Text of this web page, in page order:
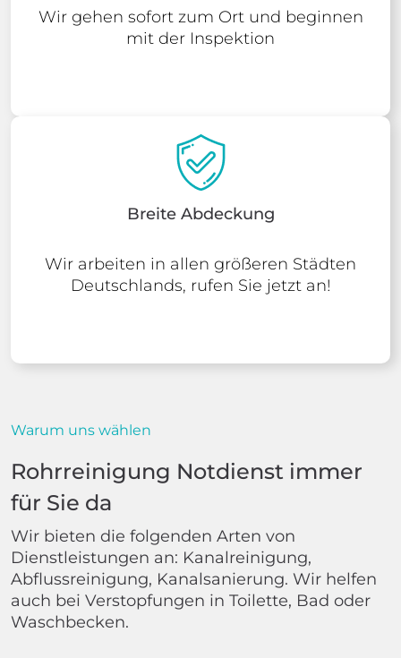
Wir gehen sofort zum Ort und beginnen
mit der Inspektion
Breite Abdeckung
Wir arbeiten in allen größeren Städten
Deutschlands, rufen Sie jetzt an!
Warum uns wählen
Rohrreinigung Notdienst immer
für Sie da
Wir bieten die folgenden Arten von
Dienstleistungen an: Kanalreinigung,
Abflussreinigung, Kanalsanierung. Wir helfen
auch bei Verstopfungen in Toilette, Bad oder
Waschbecken.